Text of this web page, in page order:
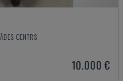
CENTRS
10.000 €